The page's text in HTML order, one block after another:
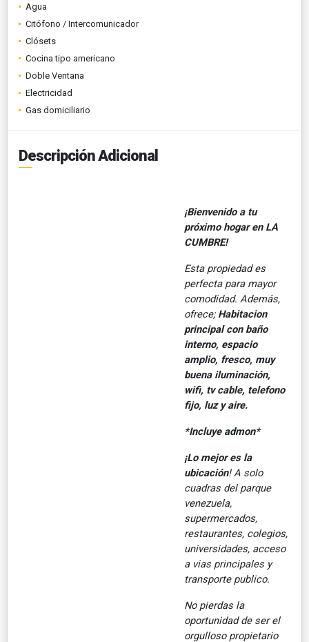
Agua
Citófono / Intercomunicador
Clósets
Cocina tipo americano
Doble Ventana
Electricidad
Gas domiciliario
Descripción Adicional
¡Bienvenido a tu
próximo hogar en LA
CUMBRE!
Esta propiedad es
perfecta para mayor
comodidad. Además,
ofrece; Habitacion
principal con baño
interno, espacio
amplio, fresco, muy
buena iluminación,
wifi, tv cable, telefono
fijo, luz y aire.
*Incluye admon*
¡Lo mejor es la
ubicación! A solo
cuadras del parque
venezuela,
supermercados,
restaurantes, colegios,
universidades, acceso
a vias principales y
transporte publico.
No pierdas la
oportunidad de ser el
orgulloso propietario